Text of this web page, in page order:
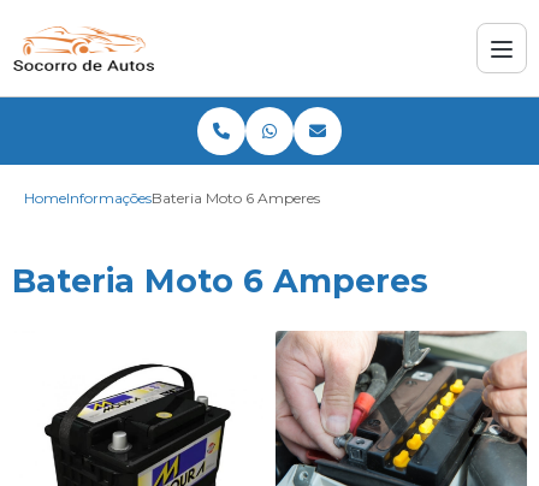
HomeInformaçõesBateria Moto 6 Amperes
Bateria Moto 6 Amperes